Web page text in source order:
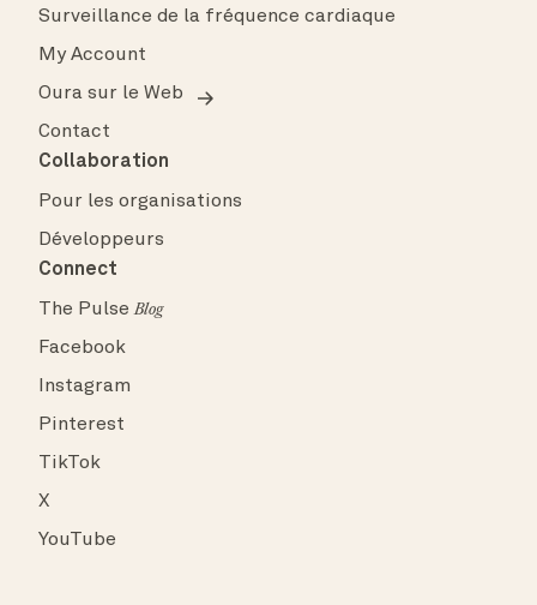
Surveillance de la fréquence cardiaque
My Account
Oura sur le Web
Contact
Collaboration
Pour les organisations
Développeurs
Connect
The PulseBlog
Facebook
Instagram
Pinterest
TikTok
X
YouTube